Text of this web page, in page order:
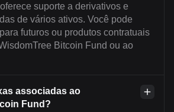
suporte a derivativos e
de vários ativos. Você pode
futuros ou produtos contratuais
Bitcoin Fund ou ao
associadas ao
Fund?